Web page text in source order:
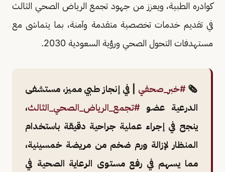
كوادره الطبية، ويعزز من جهود تجمع الرياض الصحي الثالث
في تقديم خدمات تخصصية متقدمة وآمنة، بما يتماشى مع
مستهدفات التحول الصحي ورؤية السعودية 2030.
🗞️#خبر_صحفي | في إنجاز طبي مميز، مستشفى
الدرعية عضو #تجمع_الرياض_الصحي_الثالث،
ينجح في إجراء عملية جراحية دقيقة باستخدام
المنظار لإزالة ورم ضخم من مريضة خمسينية،
مما يسهم في رفع مستوى الرعاية الصحية في